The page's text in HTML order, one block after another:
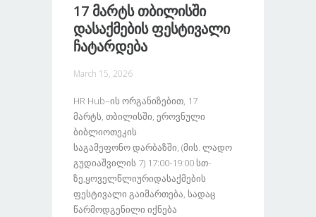
17 Მარტს Თბილისში
Დასაქმების Ფესტივალი
Ჩატარდება
March 15, 2026
HR Hub–Ის Ორგანიზებით, 17
Მარტს, Თბილისში, Ეროვნული
Ბიბლიოთეკის
Საგამეფონო Დარბაზში, (მის. Ლადო
Გუდიაშვილის 7) 17:00-19:00 Სთ-
Ზე,ყოველწლიურიდასაქმების
Ფესტივალი Გაიმართება, Სადაც
Წარმოდგენილი Იქნება